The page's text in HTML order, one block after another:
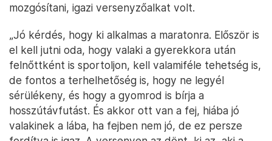
mozgósítani, igazi versenyzőalkat volt.
„Jó kérdés, hogy ki alkalmas a maratonra. Először is
el kell jutni oda, hogy valaki a gyerekkora után
felnőttként is sportoljon, kell valamiféle tehetség is,
de fontos a terhelhetőség is, hogy ne legyél
sérülékeny, és hogy a gyomrod is bírja a
hosszútávfutást. És akkor ott van a fej, hiába jó
valakinek a lába, ha fejben nem jó, de ez persze